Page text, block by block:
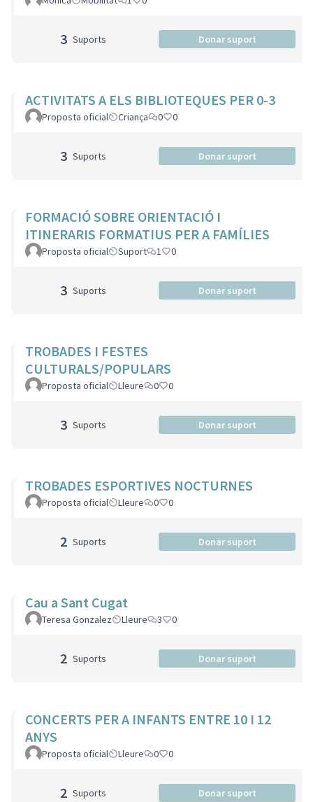
3 Suports Donar suport
ACTIVITATS A ELS BIBLIOTEQUES PER 0-3
Proposta oficial Criança 0 0
3 Suports Donar suport
FORMACIÓ SOBRE ORIENTACIÓ I
ITINERARIS FORMATIUS PER A FAMÍLIES
Proposta oficial Suport 1 0
3 Suports Donar suport
TROBADES I FESTES
CULTURALS/POPULARS
Proposta oficial Lleure 0 0
3 Suports Donar suport
TROBADES ESPORTIVES NOCTURNES
Proposta oficial Lleure 0 0
2 Suports Donar suport
Cau a Sant Cugat
Teresa Gonzalez Lleure 3 0
2 Suports Donar suport
CONCERTS PER A INFANTS ENTRE 10 I 12
ANYS
Proposta oficial Lleure 0 0
2 Suports Donar suport